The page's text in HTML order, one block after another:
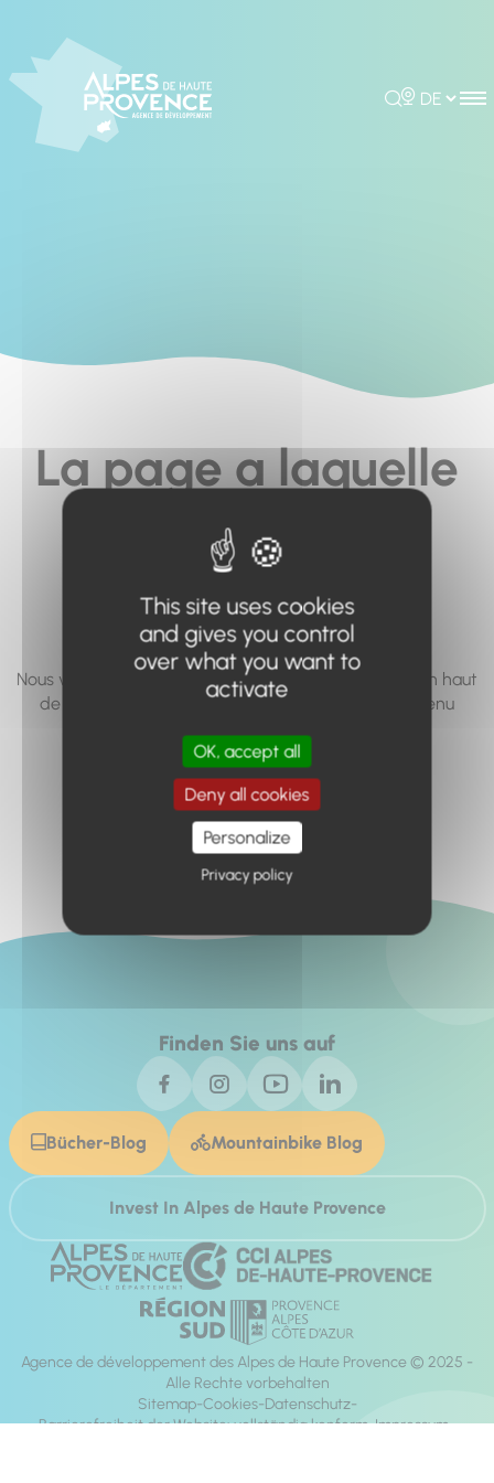
Rechercher
Choisir la
La page a laquelle
vous cherchez à
accéder n'existe
pas... ou plus.
Nous vous invitons à utiliser le moteur de recherche en haut
de page, ou à utiliser le menu pour trouver le contenu
Retour à l'accueil
Finden Sie uns auf
Bücher-Blog Mountainbike Blog
Invest In Alpes de Haute Provence
Agence de développement des Alpes de Haute Provence © 2025 -
Alle Rechte vorbehalten
Sitemap Cookies Datenschutz
Barrierefreiheit der Website: vollständig konform Impressum
This site uses cookies
and gives you control
over what you want to
activate
OK, accept all
Deny all cookies
Personalize
Privacy policy